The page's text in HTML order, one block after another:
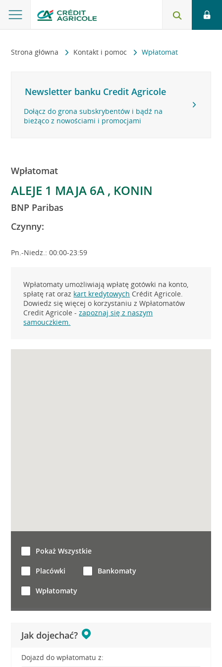
Strona główna Kontakt i pomoc Wpłatomat
Newsletter banku Credit Agricole
Dołącz do grona subskrybentów i bądź na
bieżąco z nowościami i promocjami
Wpłatomat
ALEJE 1 MAJA 6A , KONIN
BNP Paribas
Czynny:
Pn.-Niedz.: 00:00-23:59
Wpłatomaty umożliwiają wpłatę gotówki na konto,
spłatę rat oraz kart kredytowych Crédit Agricole.
Dowiedz się więcej o korzystaniu z Wpłatomatów
Credit Agricole -zapoznaj się z naszym
samouczkiem.
Jak dojechać?
Dojazd do wpłatomatu z:
Pokaż Wszystkie
Placówki Bankomaty
Wpłatomaty